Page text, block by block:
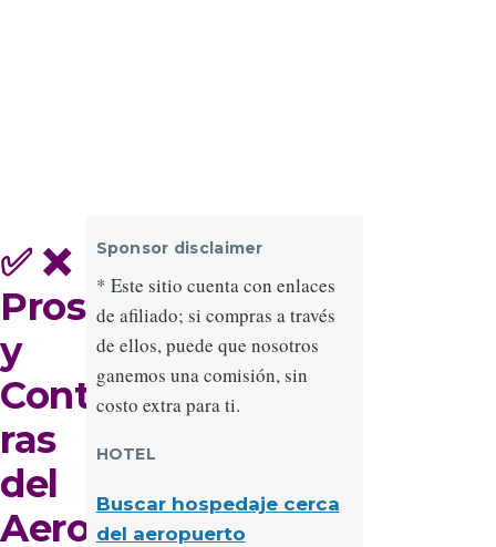
✅ ❌
Pros
y
Cont
ras
del
Aero
Sponsor disclaimer
* Este sitio cuenta con enlaces
de afiliado; si compras a través
de ellos, puede que nosotros
ganemos una comisión, sin
costo extra para ti.
HOTEL
Buscar hospedaje cerca
del aeropuerto